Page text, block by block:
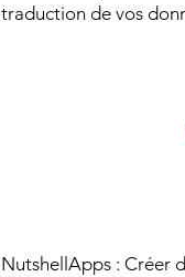
traduction de vos
NutshellApps : Créer